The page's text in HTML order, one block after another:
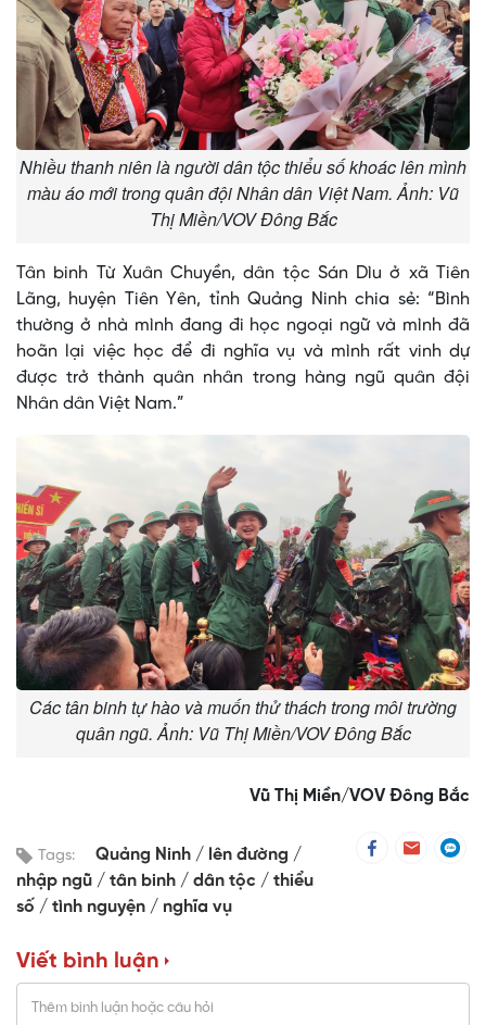
Nhiều thanh niên là người dân tộc thiểu số khoác lên mình
màu áo mới trong quân đội Nhân dân Việt Nam. Ảnh: Vũ
Thị Miền/VOV Đông Bắc
Tân binh Từ Xuân Chuyền, dân tộc Sán Dìu ở xã Tiên
Lãng, huyện Tiên Yên, tỉnh Quảng Ninh chia sẻ: “Bình
thường ở nhà mình đang đi học ngoại ngữ và mình đã
hoãn lại việc học để đi nghĩa vụ và mình rất vinh dự
được trở thành quân nhân trong hàng ngũ quân đội
Nhân dân Việt Nam.”
Các tân binh tự hào và muốn thử thách trong môi trường
quân ngũ. Ảnh: Vũ Thị Miền/VOV Đông Bắc
Vũ Thị Miền/VOV Đông Bắc
Tags: Quảng Ninh
lên đường
nhập ngũ
tân binh dân tộc
thiểu
số
tình nguyện nghĩa vụ
Viết bình luận